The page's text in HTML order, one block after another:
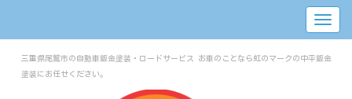
三重県尾鷲市の自動車鈑金塗装・ロードサービス お車のことなら虹のマークの中平鈑金
塗装にお任せください。